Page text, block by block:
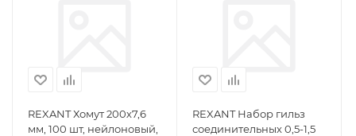
REXANT Хомут 200х7,6
мм, 100 шт, нейлоновый,
REXANT Набор гильз
соединительных 0,5-1,5